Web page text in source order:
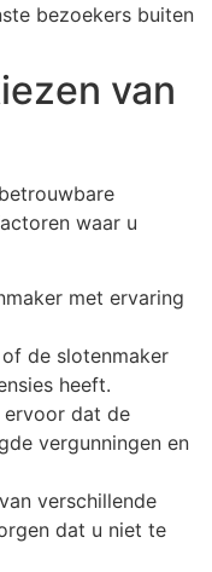
bezoekers buiten
van
waar u
met ervaring
de slotenmaker
heeft.
ervoor dat de
vergunningen en
verschillende
dat u niet te